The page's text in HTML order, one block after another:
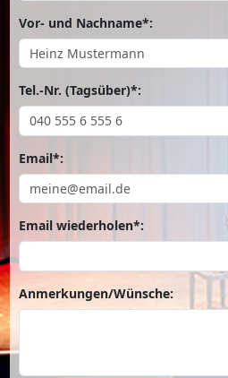
Vor- und Nachname*:
Tel.-Nr. (Tagsüber)*:
Email*:
Email wiederholen*:
Anmerkungen/Wünsche: